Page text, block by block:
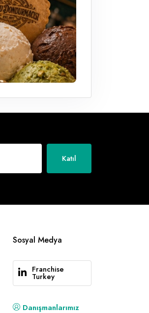
Katıl
Sosyal Medya
Franchise
Turkey
Danışmanlarımız